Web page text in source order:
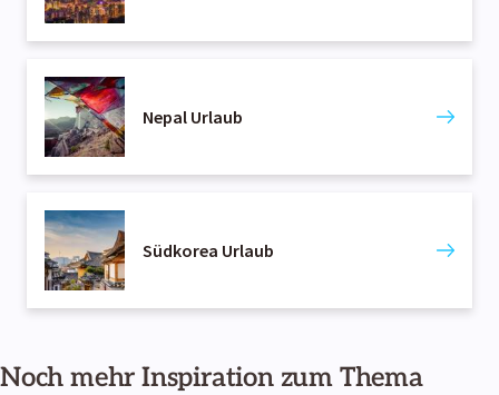
Nepal Urlaub
Südkorea Urlaub
Noch mehr Inspiration zum Thema